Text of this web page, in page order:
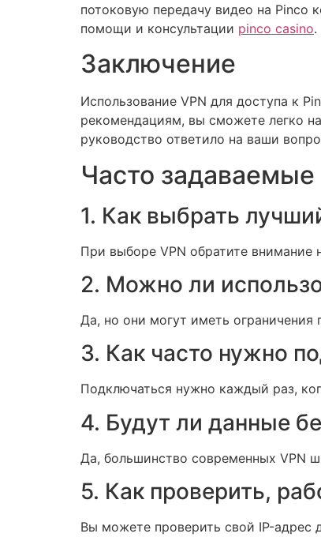
потоковую передачу видео на Pinco
помощи и консультации pinco casino.
Заключение
Использование VPN для доступа к
рекомендациям, вы сможете легко
руководство ответило на ваши
Часто
1. Как выбрать
При выборе VPN обратите внимание
2. Можно ли
Да, но они могут иметь ограничения
3. Как часто нужно
Подключаться нужно каждый раз,
4. Будут ли данные
Да, большинство современных VPN
5. Как проверить,
Вы можете проверить свой IP-адрес